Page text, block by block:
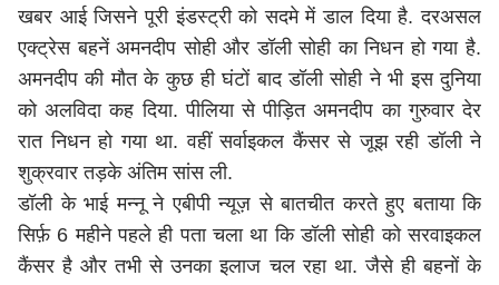
खबर आई जिसने पूरी इंडस्ट्री को सदमे में डाल दिया है. दरअसल
एक्ट्रेस बहनें अमनदीप सोही और डॉली सोही का निधन हो गया है.
अमनदीप की मौत के कुछ ही घंटों बाद डॉली सोही ने भी इस दुनिया
को अलविदा कह दिया. पीलिया से पीड़ित अमनदीप का गुरुवार देर
रात निधन हो गया था. वहीं सर्वाइकल कैंसर से जूझ रही डॉली ने
शुक्रवार तड़के अंतिम सांस ली.
डॉली के भाई मन्नू ने एबीपी न्यूज़ से बातचीत करते हुए बताया कि
सिर्फ़ 6 महीने पहले ही पता चला था कि डॉली सोही को सरवाइकल
कैंसर है और तभी से उनका इलाज चल रहा था. जैसे ही बहनों के